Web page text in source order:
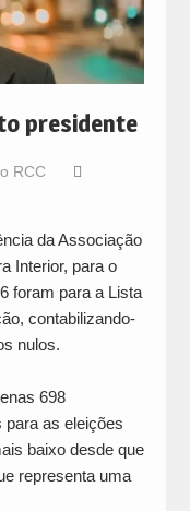
presidente
RCC
da Associação
Interior, para o
foram para a Lista
contabilizando-
nulos.
698
as eleições
baixo desde que
representa uma